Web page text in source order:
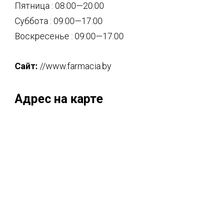
Пятница : 08:00—20:00
Суббота : 09:00—17:00
Воскресенье : 09:00—17:00
Сайт: //www.farmacia.by
Адрес на карте